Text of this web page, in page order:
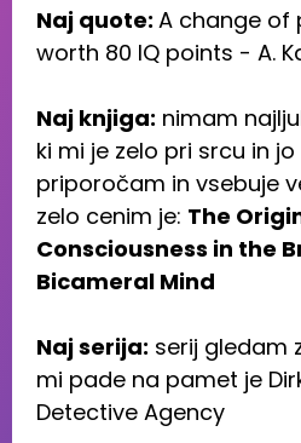
Naj quote: A change of
worth 80 IQ points - A.
Naj knjiga: nimam
ki mi je zelo pri srcu in
priporočam in vsebuje
zelo cenim je: The
Consciousness in the
Bicameral Mind
Naj serija: serij gledam
mi pade na pamet je
Detective Agency